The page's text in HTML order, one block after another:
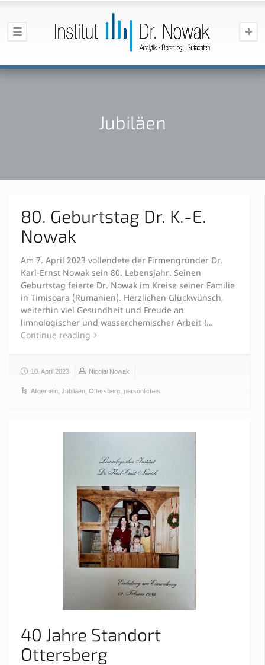
Jubiläen
80. Geburtstag Dr. K.-E.
Nowak
Am 7. April 2023 vollendete der Firmengründer Dr.
Karl-Ernst Nowak sein 80. Lebensjahr. Seinen
Geburtstag feierte Dr. Nowak im Kreise seiner Familie
in Timisoara (Rumänien). Herzlichen Glückwünsch,
weiterhin viel Gesundheit und Freude an
limnologischer und wasserchemischer Arbeit !…
Continue reading
10. April 2023 Nicolai Nowak
Allgemein Jubiläen Ottersberg persönliches
40 Jahre Standort
Ottersberg